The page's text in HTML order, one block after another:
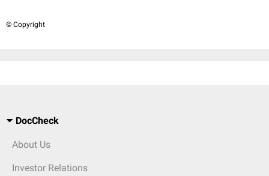
© Copyright
DocCheck
About Us
Investor Relations